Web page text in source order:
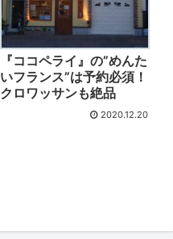
『ココペライ』の”めんた
いフランス”は予約必須！
クロワッサンも絶品
2020.12.20